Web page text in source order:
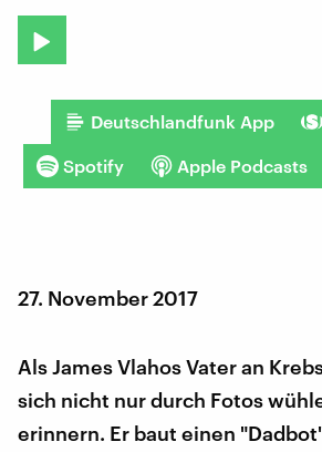
Deutschlandfunk App
Spotify Apple Podcasts
27. November 2017
Als James Vlahos Vater an
sich nicht nur durch Fotos
erinnern. Er baut einen